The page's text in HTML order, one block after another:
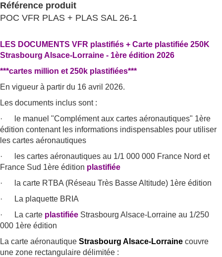
Référence produit
POC VFR PLAS + PLAS SAL 26-1
LES DOCUMENTS VFR plastifiés + Carte plastifiée 250K
Strasbourg Alsace-Lorraine - 1ère édition 2026
***cartes million et 250k plastifiées***
En vigueur à partir du 16 avril 2026.
Les documents inclus sont :
· le manuel "Complément aux cartes aéronautiques" 1ère
édition contenant les informations indispensables pour utiliser
les cartes aéronautiques
· les cartes aéronautiques au 1/1 000 000 France Nord et
France Sud 1ère édition plastifiée
· la carte RTBA (Réseau Très Basse Altitude) 1ère édition
· La plaquette BRIA
· La carte plastifiée Strasbourg Alsace-Lorraine au 1/250
000 1ère édition
La carte aéronautique Strasbourg Alsace-Lorraine couvre
une zone rectangulaire délimitée :